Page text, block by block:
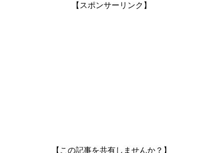
【スポンサーリンク】
【この記事を共有しませんか？】